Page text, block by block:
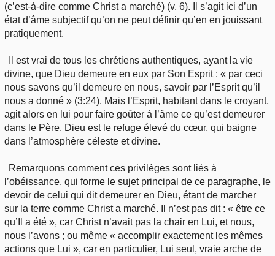
(c’est-à-dire comme Christ a marché) (v. 6). Il s’agit ici d’un
état d’âme subjectif qu’on ne peut définir qu’en en jouissant
pratiquement.
Il est vrai de tous les chrétiens authentiques, ayant la vie
divine, que Dieu demeure en eux par Son Esprit : « par ceci
nous savons qu’il demeure en nous, savoir par l’Esprit qu’il
nous a donné » (3:24). Mais l’Esprit, habitant dans le croyant,
agit alors en lui pour faire goûter à l’âme ce qu’est demeurer
dans le Père. Dieu est le refuge élevé du cœur, qui baigne
dans l’atmosphère céleste et divine.
Remarquons comment ces privilèges sont liés à
l’obéissance, qui forme le sujet principal de ce paragraphe, le
devoir de celui qui dit demeurer en Dieu, étant de marcher
sur la terre comme Christ a marché. Il n’est pas dit : « être ce
qu’Il a été », car Christ n’avait pas la chair en Lui, et nous,
nous l’avons ; ou même « accomplir exactement les mêmes
actions que Lui », car en particulier, Lui seul, vraie arche de